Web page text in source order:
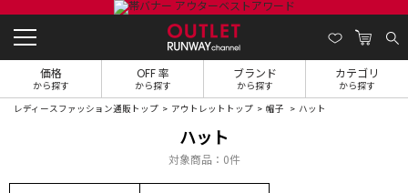
価格
から探す
OFF 率
から探す
ブランド
から探す
カテゴリ
から探す
レディースファッション通販トップ アウトレットトップ 帽子 ハット
ハット
対象商品： 0件